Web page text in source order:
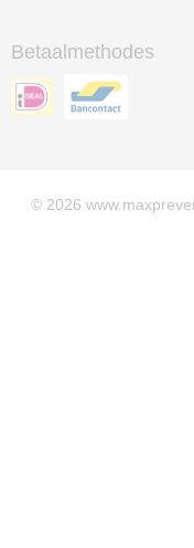
Betaalmethodes
© 2026